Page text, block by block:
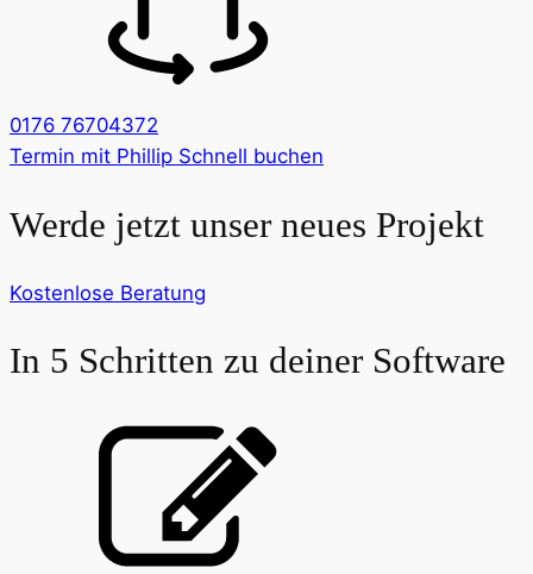
0176 76704372
Termin mit Phillip Schnell buchen
Werde jetzt unser neues Projekt
Kostenlose Beratung
In 5 Schritten zu deiner Software